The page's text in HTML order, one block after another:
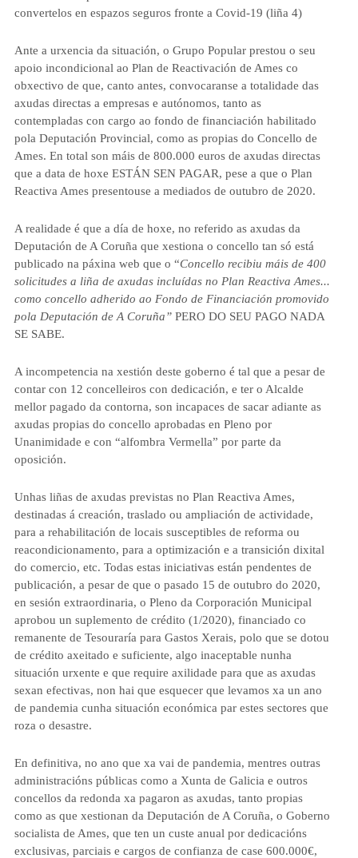
convertelos en espazos seguros fronte a Covid-19 (liña 4)
Ante a urxencia da situación, o Grupo Popular prestou o seu
apoio incondicional ao Plan de Reactivación de Ames co
obxectivo de que, canto antes, convocaranse a totalidade das
axudas directas a empresas e autónomos, tanto as
contempladas con cargo ao fondo de financiación habilitado
pola Deputación Provincial, como as propias do Concello de
Ames. En total son máis de 800.000 euros de axudas directas
que a data de hoxe ESTÁN SEN PAGAR, pese a que o Plan
Reactiva Ames presentouse a mediados de outubro de 2020.
A realidade é que a día de hoxe, no referido as axudas da
Deputación de A Coruña que xestiona o concello tan só está
publicado na páxina web que o “Concello recibiu máis de 400
solicitudes a liña de axudas incluídas no Plan Reactiva Ames...
como concello adherido ao Fondo de Financiación promovido
pola Deputación de A Coruña” PERO DO SEU PAGO NADA
SE SABE.
A incompetencia na xestión deste goberno é tal que a pesar de
contar con 12 concelleiros con dedicación, e ter o Alcalde
mellor pagado da contorna, son incapaces de sacar adiante as
axudas propias do concello aprobadas en Pleno por
Unanimidade e con “alfombra Vermella” por parte da
oposición.
Unhas liñas de axudas previstas no Plan Reactiva Ames,
destinadas á creación, traslado ou ampliación de actividade,
para a rehabilitación de locais susceptibles de reforma ou
reacondicionamento, para a optimización e a transición dixital
do comercio, etc. Todas estas iniciativas están pendentes de
publicación, a pesar de que o pasado 15 de outubro do 2020,
en sesión extraordinaria, o Pleno da Corporación Municipal
aprobou un suplemento de crédito (1/2020), financiado co
remanente de Tesouraría para Gastos Xerais, polo que se dotou
de crédito axeitado e suficiente, algo inaceptable nunha
situación urxente e que require axilidade para que as axudas
sexan efectivas, non hai que esquecer que levamos xa un ano
de pandemia cunha situación económica par estes sectores que
roza o desastre.
En definitiva, no ano que xa vai de pandemia, mentres outras
administracións públicas como a Xunta de Galicia e outros
concellos da redonda xa pagaron as axudas, tanto propias
como as que xestionan da Deputación de A Coruña, o Goberno
socialista de Ames, que ten un custe anual por dedicacións
exclusivas, parciais e cargos de confianza de case 600.000€,